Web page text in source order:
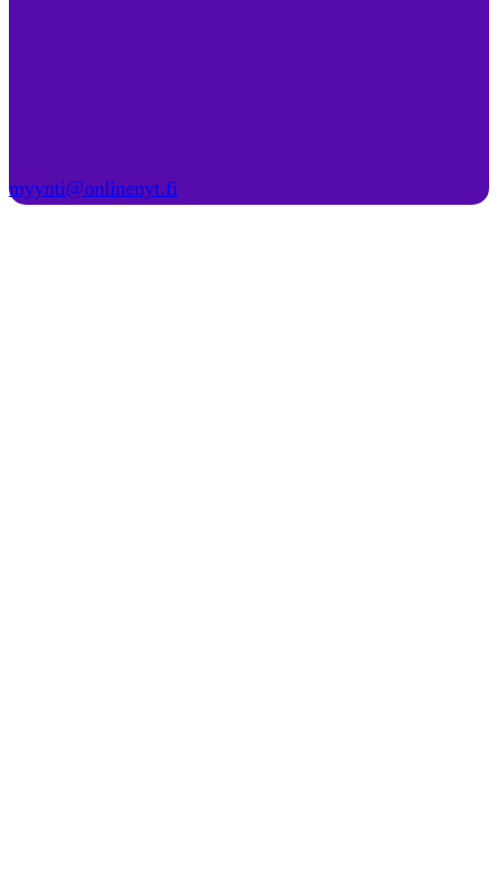
myynti@onlinenyt.fi